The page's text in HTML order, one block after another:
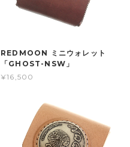
REDMOON ミニウォレット
「GHOST-NSW」
¥16,500